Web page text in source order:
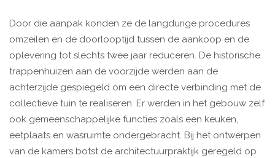
Door die aanpak konden ze de langdurige procedures
omzeilen en de doorlooptijd tussen de aankoop en de
oplevering tot slechts twee jaar reduceren. De historische
trappenhuizen aan de voorzijde werden aan de
achterzijde gespiegeld om een directe verbinding met de
collectieve tuin te realiseren. Er werden in het gebouw zelf
ook gemeenschappelijke functies zoals een keuken,
eetplaats en wasruimte ondergebracht. Bij het ontwerpen
van de kamers botst de architectuurpraktijk geregeld op